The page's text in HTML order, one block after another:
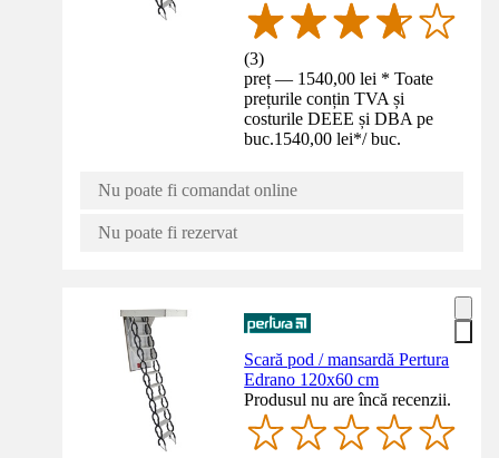
(3)
preț — 1540,00 lei * Toate
prețurile conțin TVA și
costurile DEEE și DBA pe
buc.1540,00 lei*/ buc.
Nu poate fi comandat online
Nu poate fi rezervat
Scară pod / mansardă Pertura
Edrano 120x60 cm
Produsul nu are încă recenzii.